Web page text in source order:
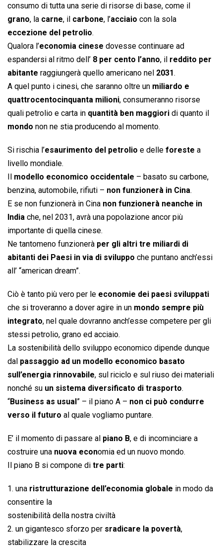
consumo di tutta una serie di risorse di base, come il
grano, la carne, il carbone, l’acciaio con la sola
eccezione del petrolio.
Qualora l’economia cinese dovesse continuare ad
espandersi al ritmo dell’ 8 per cento l’anno, il reddito per
abitante raggiungerà quello americano nel 2031.
A quel punto i cinesi, che saranno oltre un miliardo e
quattrocentocinquanta milioni, consumeranno risorse
quali petrolio e carta in quantità ben maggiori di quanto il
mondo non ne stia producendo al momento.
Si rischia l’esaurimento del petrolio e delle foreste a
livello mondiale.
modello economico occidentale – basato su carbone,
benzina, automobile, rifiuti – non funzionerà in Cina.
E se non funzionerà in Cina non funzionerà neanche in
India che, nel 2031, avrà una popolazione ancor più
importante di quella cinese.
Ne tantomeno funzionerà per gli altri tre miliardi di
abitanti dei Paesi in via di sviluppo che puntano anch’essi
all’ “american dream”.
Ciò è tanto più vero per le economie dei paesi sviluppati
che si troveranno a dover agire in un mondo sempre più
integrato, nel quale dovranno anch’esse competere per gli
stessi petrolio, grano ed acciaio.
La sostenibilità dello sviluppo economico dipende dunque
dal passaggio ad un modello economico basato
sull’energia rinnovabile, sul riciclo e sul riuso dei materiali
nonché su un sistema diversificato di trasporto.
“Business as usual ” – il piano A – non ci può condurre
verso il futuro al quale vogliamo puntare.
E’ il momento di passare al piano B, e di incominciare a
costruire una nuova economia ed un nuovo mondo.
Il piano B si compone di tre parti:
1. una ristrutturazione dell’economia globale in modo da
consentire la
sostenibilità della nostra civiltà
2. un gigantesco sforzo per sradicare la povertà,
stabilizzare la crescita